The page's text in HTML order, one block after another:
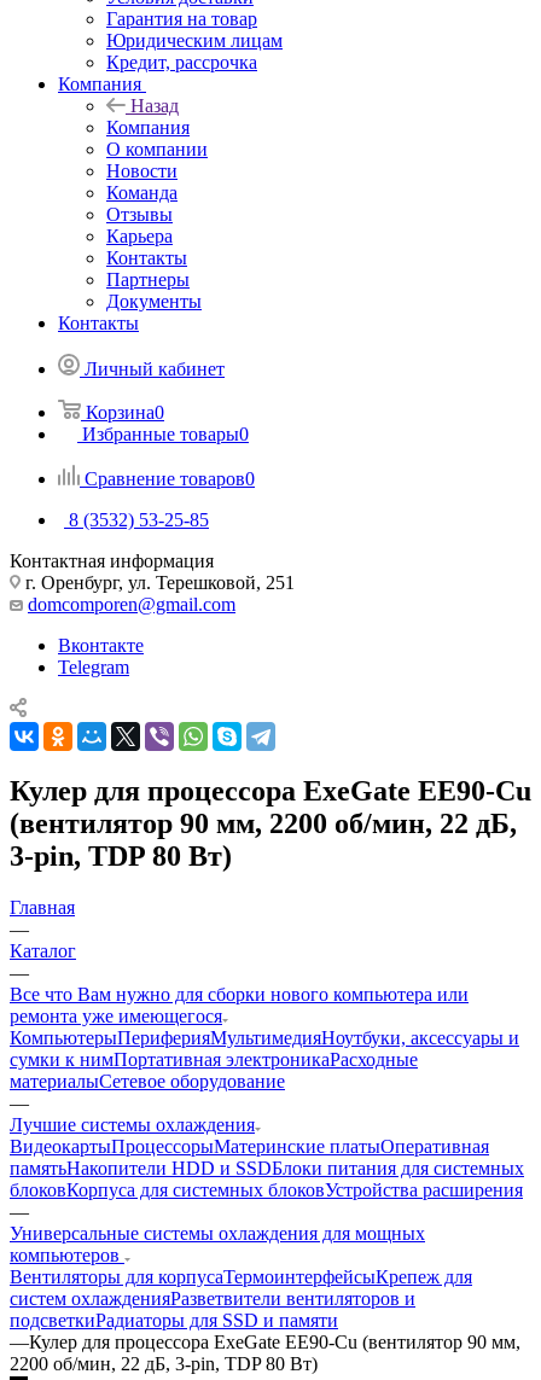
Гарантия на товар
Юридическим лицам
Кредит, рассрочка
Компания
Назад
Компания
О компании
Новости
Команда
Отзывы
Карьера
Контакты
Партнеры
Документы
Контакты
Личный кабинет
Корзина0
Избранные товары0
Сравнение товаров0
8 (3532) 53-25-85
Контактная информация
г. Оренбург, ул. Терешковой, 251
domcomporen@gmail.com
Вконтакте
Telegram
Кулер для процессора ExeGate EE90-Cu
(вентилятор 90 мм, 2200 об/мин, 22 дБ,
3-pin, TDP 80 Вт)
Главная
—
Каталог
—
Все что Вам нужно для сборки нового компьютера или
ремонта уже имеющегося
КомпьютерыПериферияМультимедияНоутбуки, аксессуары и
сумки к нимПортативная электроникаРасходные
материалыСетевое оборудование
—
Лучшие системы охлаждения
ВидеокартыПроцессорыМатеринские платыОперативная
памятьНакопители HDD и SSDБлоки питания для системных
блоковКорпуса для системных блоковУстройства расширения
—
Универсальные системы охлаждения для мощных
компьютеров
Вентиляторы для корпусаТермоинтерфейсыКрепеж для
систем охлажденияРазветвители вентиляторов и
подсветкиРадиаторы для SSD и памяти
—Кулер для процессора ExeGate EE90-Cu (вентилятор 90 мм,
2200 об/мин, 22 дБ, 3-pin, TDP 80 Вт)